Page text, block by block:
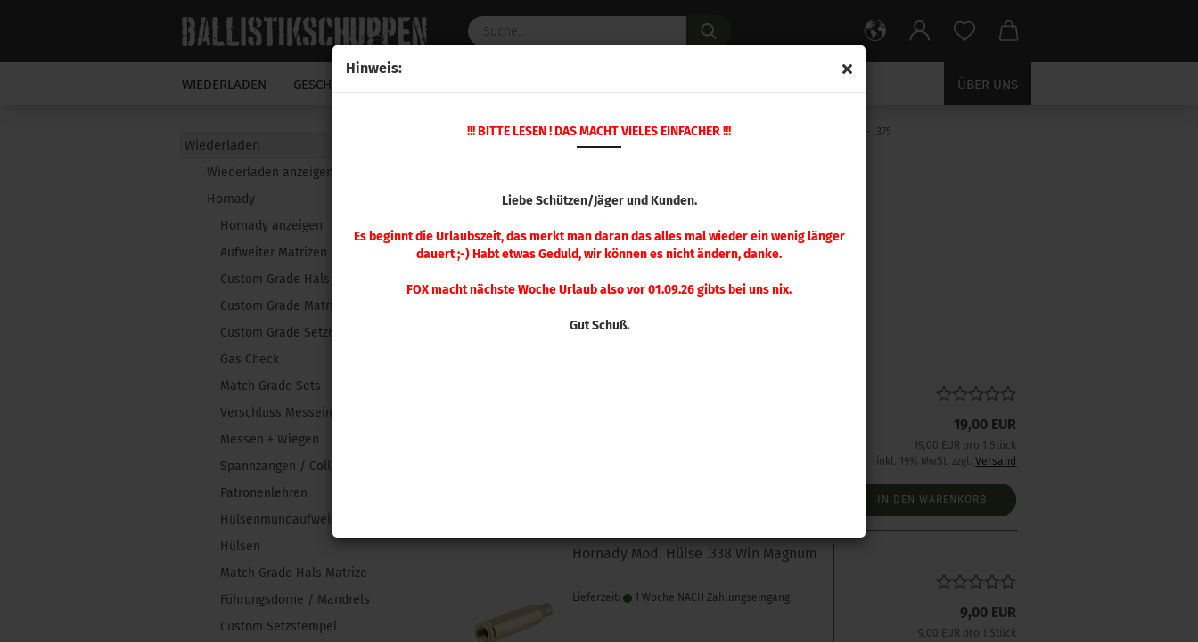
Hinweis:
!!! BITTE LESEN ! DAS MACHT VIELES EINFACHER !!!
Liebe Schützen/Jäger und Kunden.
Es beginnt die Urlaubszeit, das merkt man daran das alles mal wieder ein wenig länger
dauert ;-) Habt etwas Geduld, wir können es nicht ändern, danke.
FOX macht nächste Woche Urlaub also vor 01.09.26 gibts bei uns nix.
Gut Schuß.
WIEDERLADEN GESCHOSSE ÜBER UNS
Startseite » Wiederladen » Hornady » Modifizierte Hülsen .338 - .375
Sortieren nach
Sortieren nach 48 pro Seite
pro Seite
19,00 EUR
19,00 EUR pro 1 Stück
inkl. 19% MwSt. zzgl.Versand
IN DEN WARENKORB
Hornady Mod. Hülse .338 Win Magnum
Lieferzeit: 1 Woche NACH Zahlungseingang
9,00 EUR
9,00 EUR pro 1 Stück
Wiederladen
Wiederladen anzeigen
Hornady
Hornady anzeigen
Aufweiter Matrizen
Custom Grade Hals Matrize
Custom Grade Matrizensatz
Custom Grade Setzmatrizen
Gas Check
Match Grade Sets
Verschluss Messeinsätze
Messen + Wiegen
Spannzangen / Collets
Patronenlehren
Hülsenmundaufweiter
Hülsen
Match Grade Hals Matrize
Führungsdorne / Mandrels
Custom Setzstempel